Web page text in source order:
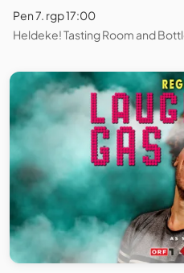
Pen 7. rgp 17:00
Heldeke! Tasting Room and